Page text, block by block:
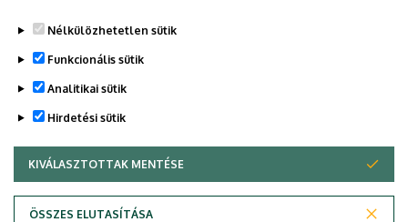
Nélkülözhetetlen sütik
Funkcionális sütik
Analitikai sütik
Hirdetési sütik
KIVÁLASZTOTTAK MENTÉSE
ÖSSZES ELUTASÍTÁSA
WITHDRAW CONSENT
Adatvédelem